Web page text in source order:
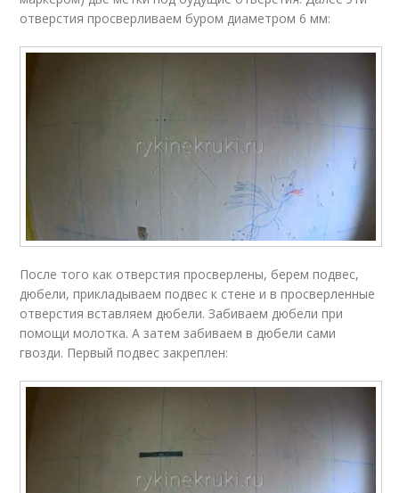
отверстия просверливаем буром диаметром 6 мм:
После того как отверстия просверлены, берем подвес,
дюбели, прикладываем подвес к стене и в просверленные
отверстия вставляем дюбели. Забиваем дюбели при
помощи молотка. А затем забиваем в дюбели сами
гвозди. Первый подвес закреплен: